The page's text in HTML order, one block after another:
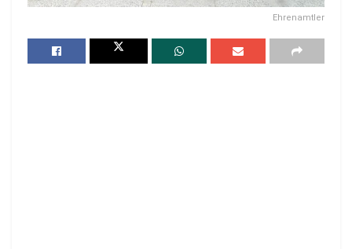
Ehrenamtler